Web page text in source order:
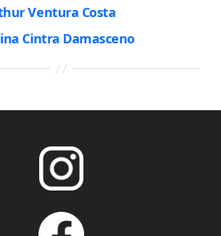
Ventura Costa
Cintra Damasceno